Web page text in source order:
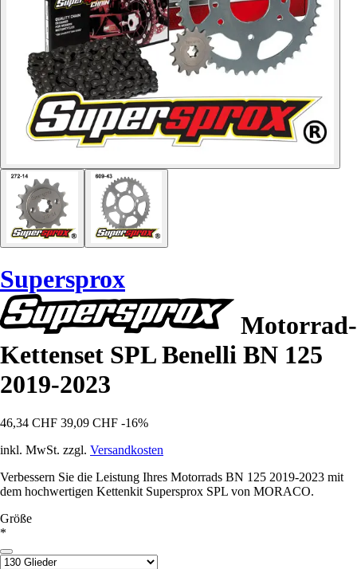
Supersprox
Motorrad-
Kettenset SPL Benelli BN 125
2019-2023
46,34 CHF 39,09 CHF -16%
inkl. MwSt. zzgl. Versandkosten
Verbessern Sie die Leistung Ihres Motorrads BN 125 2019-2023 mit
dem hochwertigen Kettenkit Supersprox SPL von MORACO.
Größe
*